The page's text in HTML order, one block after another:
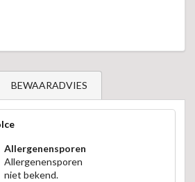
BEWAARADVIES
Allergenensporen
Allergenensporen
niet bekend.